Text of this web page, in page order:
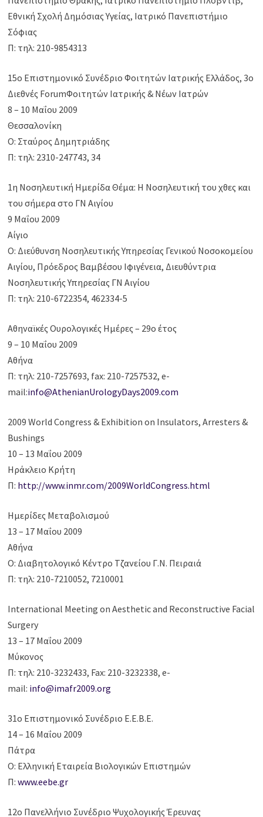
Εθνική Σχολή Δημόσιας Υγείας, Ιατρικό Πανεπιστήμιο
Σόφιας
Π: τηλ: 210-9854313
15ο Επιστημονικό Συνέδριο Φοιτητών Ιατρικής Ελλάδος, 3ο
Διεθνές ForumΦοιτητών Ιατρικής & Νέων Ιατρών
8 – 10 Μαΐου 2009
Θεσσαλονίκη
Ο: Σταύρος Δημητριάδης
Π: τηλ: 2310-247743, 34
1η Νοσηλευτική Ημερίδα Θέμα: Η Νοσηλευτική του χθες και
του σήμερα στο ΓΝ Αιγίου
9 Μαΐου 2009
Αίγιο
Ο: Διεύθυνση Νοσηλευτικής Υπηρεσίας Γενικού Νοσοκομείου
Αιγίου, Πρόεδρος Βαμβέσου Ιφιγένεια, Διευθύντρια
Νοσηλευτικής Υπηρεσίας ΓΝ Αιγίου
Π: τηλ: 210-6722354, 462334-5
Αθηναϊκές Ουρολογικές Ημέρες – 29ο έτος
9 – 10 Μαΐου 2009
Αθήνα
Π: τηλ: 210-7257693, fax: 210-7257532, e-
mail:info@AthenianUrologyDays2009.com
2009 World Congress & Exhibition on Insulators, Arresters &
Bushings
10 – 13 Μαΐου 2009
Ηράκλειο Κρήτη
Π: http://www.inmr.com/2009WorldCongress.html
Ημερίδες Μεταβολισμού
13 – 17 Μαΐου 2009
Αθήνα
Ο: Διαβητολογικό Κέντρο Τζανείου Γ.Ν. Πειραιά
Π: τηλ: 210-7210052, 7210001
International Meeting on Aesthetic and Reconstructive Facial
Surgery
13 – 17 Μαΐου 2009
Μύκονος
Π: τηλ: 210-3232433, Fax: 210-3232338, e-
mail: info@imafr2009.org
31ο Επιστημονικό Συνέδριο Ε.Ε.Β.Ε.
14 – 16 Μαΐου 2009
Πάτρα
Ο: Ελληνική Εταιρεία Βιολογικών Επιστημών
Π:www.eebe.gr
12ο Πανελλήνιο Συνέδριο Ψυχολογικής Έρευνας